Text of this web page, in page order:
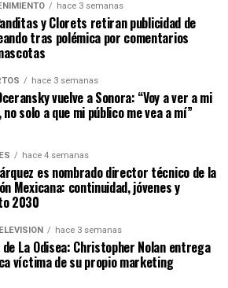
hace 3 semanas
y Clorets retiran publicidad de
tras polémica por comentarios
hace 3 semanas
vuelve a Sonora: “Voy a ver a mi
no solo a que mi público me vea a mí”
hace 4 semanas
es nombrado director técnico de la
Mexicana: continuidad, jóvenes y
2030
hace 3 semanas
de La Odisea: Christopher Nolan entrega
víctima de su propio marketing